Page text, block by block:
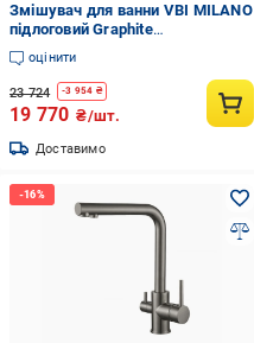
Змішувач для ванни VBI MILANO
підлоговий Graphite
(2958591565)
оцінити
23 724 -3 954 ₴
19 770 ₴/шт.
Доставимо